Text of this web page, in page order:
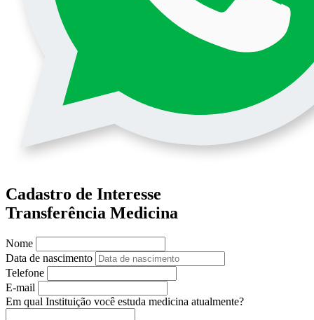
Cadastro de Interesse
Transferência Medicina
Nome
Data de nascimento
Telefone
E-mail
Em qual Instituição você estuda medicina atualmente?